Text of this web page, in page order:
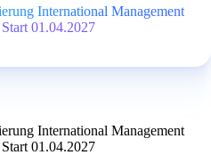
International Management
01.04.2027
International Management
01.04.2027